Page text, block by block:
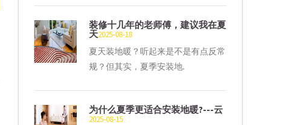
装修十几年的老师傅，建议我在夏
天2025-08-18
夏天装地暖？听起来是不是有点反常
规？但其实，夏季安装地.
为什么夏季更适合安装地暖?---云
2025-08-15